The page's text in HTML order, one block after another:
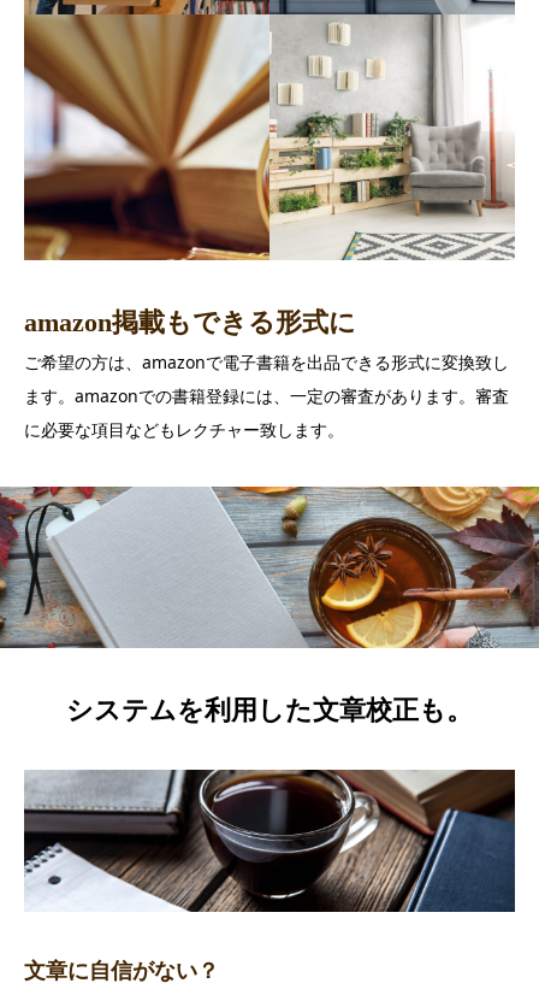
amazon掲載もできる形式に
ご希望の方は、amazonで電子書籍を出品できる形式に変換致し
ます。amazonでの書籍登録には、一定の審査があります。審査
に必要な項目などもレクチャー致します。
システムを利用した文章校正も。
文章に自信がない？